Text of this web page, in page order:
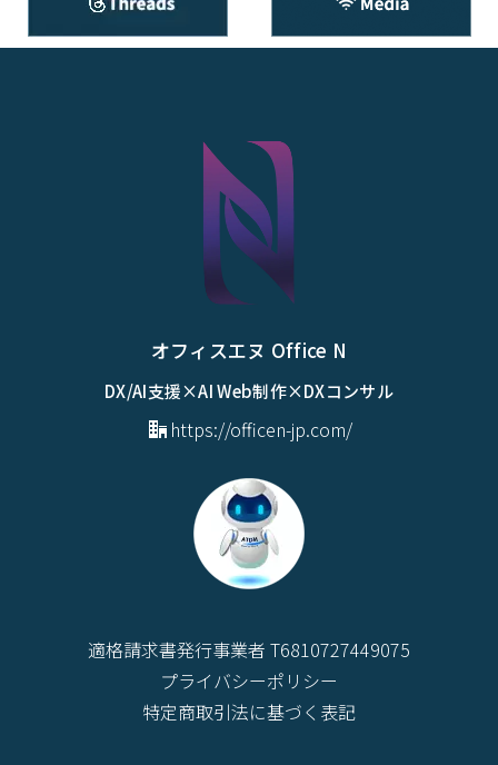
オフィスエヌ Office N
DX/AI支援×AI Web制作×DXコンサル
https://officen-jp.com/
適格請求書発行事業者 T6810727449075
プライバシーポリシー
特定商取引法に基づく表記